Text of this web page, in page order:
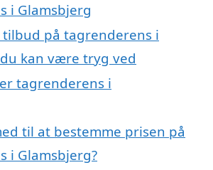
i Glamsbjerg
tilbud på tagrenderens i
kan være tryg ved
tagrenderens i
til at bestemme prisen på
i Glamsbjerg?